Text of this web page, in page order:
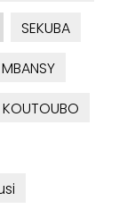
SEKUBA
MBANSY
KOUTOUBO